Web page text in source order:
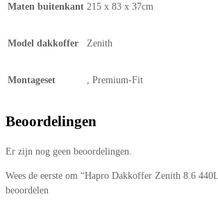
Maten buitenkant 215 x 83 x 37cm
Model dakkoffer Zenith
Montageset , Premium-Fit
Beoordelingen
Er zijn nog geen beoordelingen.
Wees de eerste om “Hapro Dakkoffer Zenith 8.6
beoordelen